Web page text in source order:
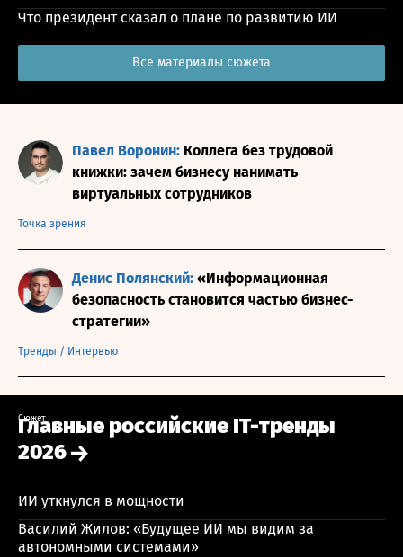
Что президент сказал о плане по развитию ИИ
Все материалы сюжета
Точка зрения
Павел Воронин: Коллега без трудовой
книжки: зачем бизнесу нанимать
виртуальных сотрудников
Тренды / Интервью
Денис Полянский: «Информационная
безопасность становится частью бизнес-
стратегии»
Сюжет
Главные российские IT-тренды
2026
ИИ уткнулся в мощности
Василий Жилов: «Будущее ИИ мы видим за
автономными системами»